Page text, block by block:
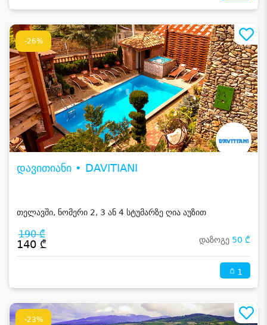
-26%
დავითიანი • DAVITIANI
თელავში, ნომერი 2, 3 ან 4 სტუმარზე ღია აუზით
190 ₾
140 ₾ დაზოგე 50 ₾
1
-23%